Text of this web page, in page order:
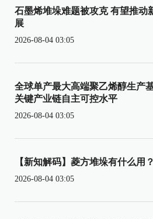
石墨烯堆垛难题被攻克 有望推动
展
2026-08-04 03:05
全球单产最大高端聚乙烯醇生产
关键产业链自主可控水平
2026-08-04 03:05
【新知解码】菱方堆垛有什么用？
2026-08-04 03:05